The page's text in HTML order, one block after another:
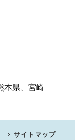
本県、宮崎
サイトマップ